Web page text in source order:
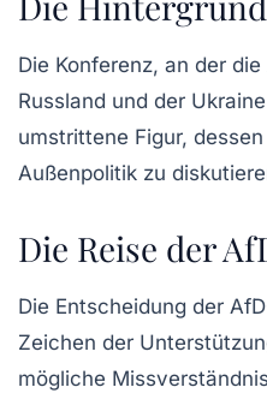
Die Konferenz, an der die
Russland und der Ukraine
umstrittene Figur,
Außenpolitik zu
Die Reise der
Die Entscheidung der
Zeichen der
mögliche